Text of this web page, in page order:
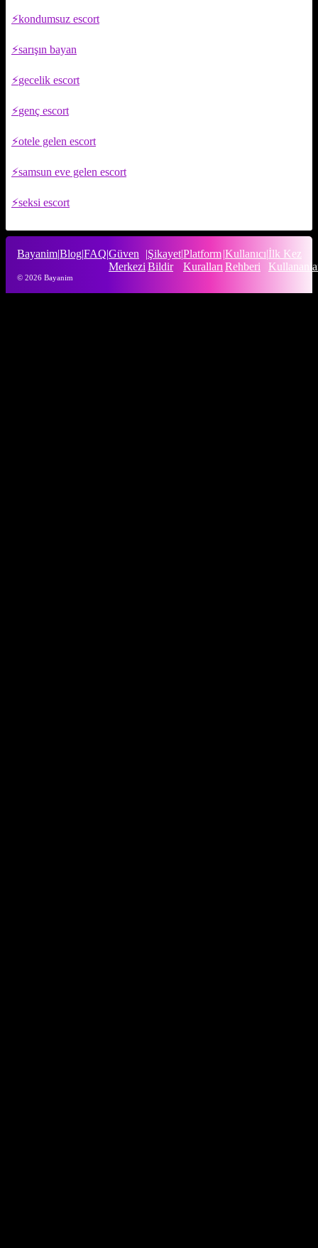
kondumsuz escort
sarışın bayan
gecelik escort
genç escort
otele gelen escort
samsun eve gelen escort
seksi escort
Bayanim|Blog|FAQ|Güven
Merkezi
|Şikayet
Bildir
|Platform
Kuralları
|Kullanıcı
Rehberi
|İlk Kez
© 2026 Bayanim